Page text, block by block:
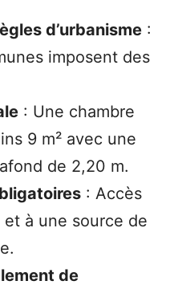
d’urbanisme :
imposent des
: Une chambre
9 m² avec une
de 2,20 m.
: Accès
et à une source de
de